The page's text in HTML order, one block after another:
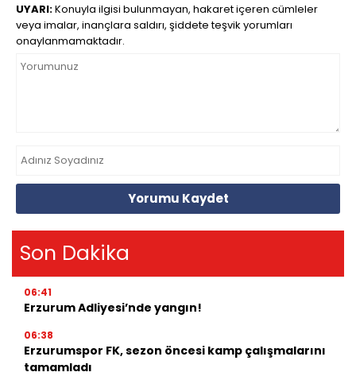
UYARI:Konuyla ilgisi bulunmayan, hakaret içeren cümleler
veya imalar, inançlara saldırı, şiddete teşvik yorumları
onaylanmamaktadır.
Yorumu Kaydet
Son Dakika
06:41
Erzurum Adliyesi’nde yangın!
06:38
Erzurumspor FK, sezon öncesi kamp çalışmalarını
tamamladı